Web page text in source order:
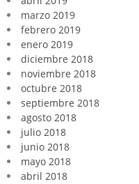
marzo 2019
febrero 2019
enero 2019
diciembre 2018
noviembre 2018
octubre 2018
septiembre 2018
agosto 2018
julio 2018
junio 2018
mayo 2018
abril 2018